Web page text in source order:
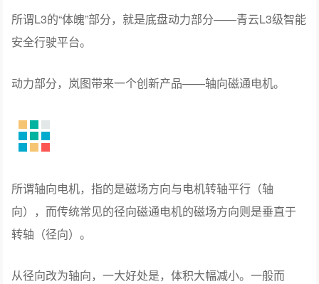
所谓L3的“体魄”部分，就是底盘动力部分——青云L3级智能
安全行驶平台。
动力部分，岚图带来一个创新产品——轴向磁通电机。
所谓轴向电机，指的是磁场方向与电机转轴平行（轴
向），而传统常见的径向磁通电机的磁场方向则是垂直于
转轴（径向）。
从径向改为轴向，一大好处是，体积大幅减小。一般而